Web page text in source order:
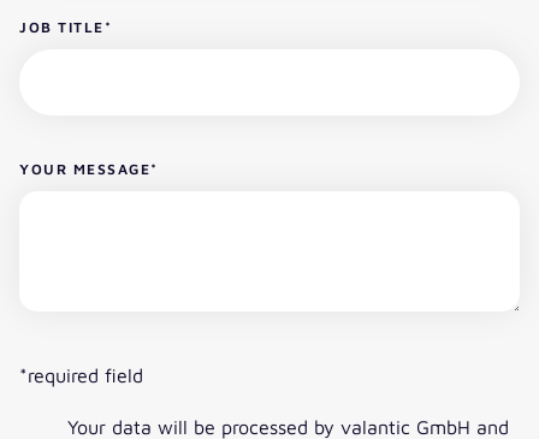
JOB TITLE *
YOUR MESSAGE*
*required field
Your data will be processed by valantic GmbH and